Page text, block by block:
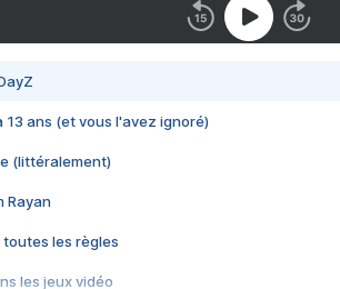
13 ans (et vous l'avez ignoré)
(littéralement)
Rayan
toutes les règles
les jeux vidéo